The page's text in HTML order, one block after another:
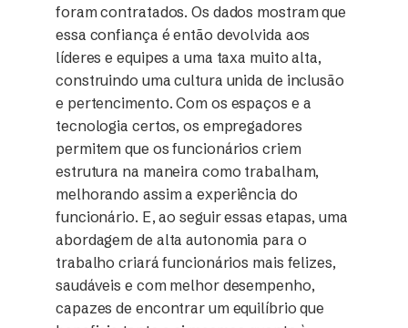
foram contratados. Os dados mostram que
essa confiança é então devolvida aos
líderes e equipes a uma taxa muito alta,
construindo uma cultura unida de inclusão
e pertencimento. Com os espaços e a
tecnologia certos, os empregadores
permitem que os funcionários criem
estrutura na maneira como trabalham,
melhorando assim a experiência do
funcionário. E, ao seguir essas etapas, uma
abordagem de alta autonomia para o
trabalho criará funcionários mais felizes,
saudáveis e com melhor desempenho,
capazes de encontrar um equilíbrio que